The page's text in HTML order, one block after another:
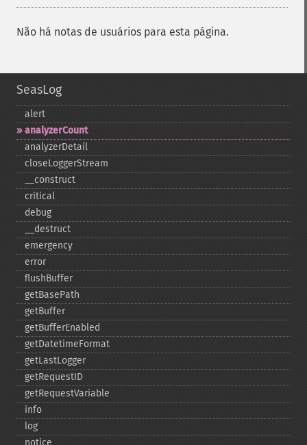
Não há notas de usuários para esta página.
SeasLog
alert
analyzerCount
analyzerDetail
closeLoggerStream
_​_​construct
critical
debug
_​_​destruct
emergency
error
flushBuffer
getBasePath
getBuffer
getBufferEnabled
getDatetimeFormat
getLastLogger
getRequestID
getRequestVariable
info
log
notice